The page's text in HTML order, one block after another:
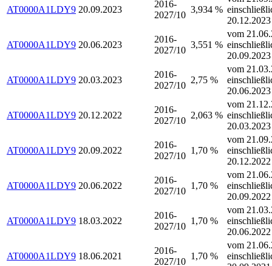
AT0000A1LDY9 20.09.2023
2016-
2027/10
3,934 %
20.12.2023
AT0000A1LDY9 20.06.2023
2016-
2027/10
3,551 %
vom
20.09.2023
AT0000A1LDY9 20.03.2023
2016-
2027/10
2,75 %
vom
20.06.2023
AT0000A1LDY9 20.12.2022
2016-
2027/10
2,063 %
vom
20.03.2023
AT0000A1LDY9 20.09.2022
2016-
2027/10
1,70 %
vom
20.12.2022
AT0000A1LDY9 20.06.2022
2016-
2027/10
1,70 %
vom
20.09.2022
AT0000A1LDY9 18.03.2022
2016-
2027/10
1,70 %
vom
20.06.2022
AT0000A1LDY9 18.06.2021
2016-
2027/10
1,70 %
vom